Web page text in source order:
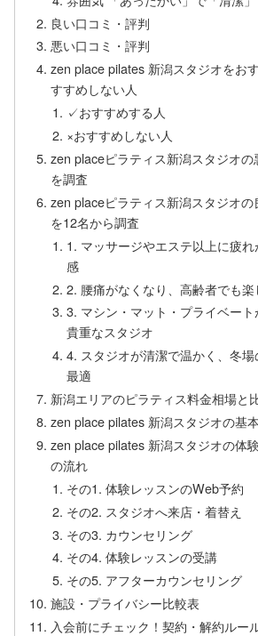
良い口コミ・評判
悪い口コミ・評判
zen place pilates 新潟スタジオをお
すすめしない人
✓おすすめする人
×おすすめしない人
zen placeピラティス新潟スタジオ
を調査
zen placeピラティス新潟スタジオ
を12名から調査
1. マッサージやエステ以上に疲
感
2. 腰痛がなくなり、高齢者でも楽
3. マシン・マット・プライベー
貴重なスタジオ
4. スタジオが清潔で温かく、冬
最適
新潟エリアのピラティス料金相場と
zen place pilates 新潟スタジオの基
zen place pilates 新潟スタジオの体
の流れ
その1. 体験レッスンのWeb予約
その2. スタジオへ来店・着替え
その3. カウンセリング
その4. 体験レッスンの受講
その5. アフターカウンセリング
施設・プライバシー比較表
入会前にチェック！契約・解約ルー